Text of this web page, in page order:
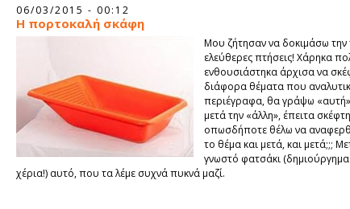
06/03/2015 - 00:12
H πορτοκαλή σκάφη
Μου ζήτησαν να δοκιμάσω την
ελεύθερες πτήσεις! Χάρηκα
ενθουσιάστηκα άρχισα να
διάφορα θέματα που
περιέγραφα, θα γράψω «αυτή»
μετά την «άλλη», έπειτα
οπωσδήποτε θέλω να
το θέμα και μετά, και μετά;;;
γνωστό φατσάκι
χέρια!) αυτό, που τα λέμε συχνά πυκνά μαζί.